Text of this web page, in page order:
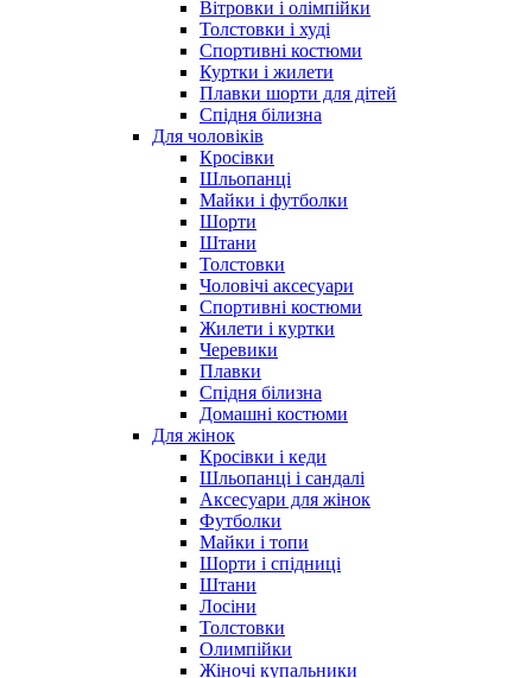
Вітровки і олімпійки
Толстовки і худі
Спортивні костюми
Куртки і жилети
Плавки шорти для дітей
Спідня білизна
Для чоловіків
Кросівки
Шльопанці
Майки і футболки
Шорти
Штани
Толстовки
Чоловічі аксесуари
Спортивні костюми
Жилети і куртки
Черевики
Плавки
Спідня білизна
Домашні костюми
Для жінок
Кросівки і кеди
Шльопанці і сандалі
Аксесуари для жінок
Футболки
Майки і топи
Шорти і спідниці
Штани
Лосіни
Толстовки
Олимпійки
Жіночі купальники